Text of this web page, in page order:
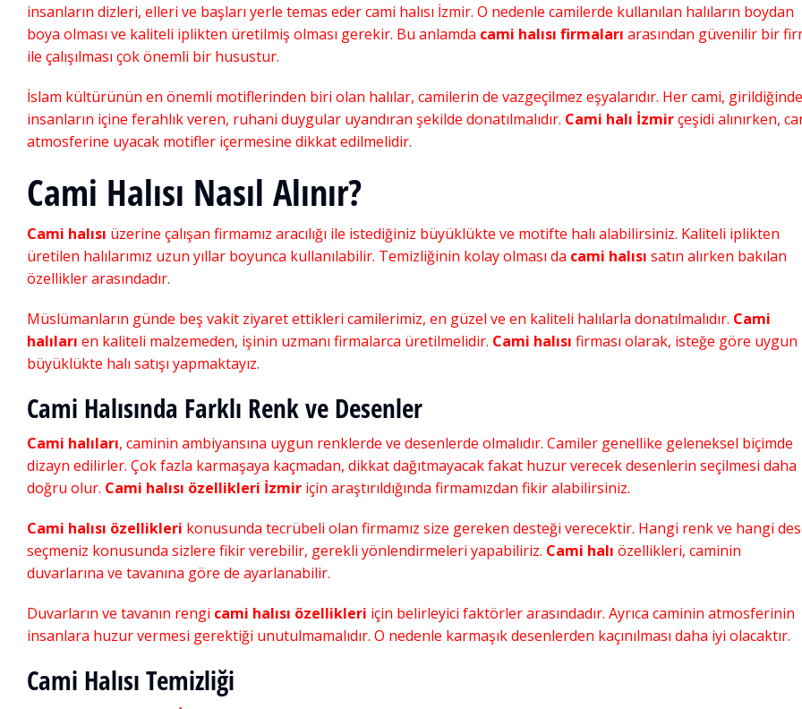
insanların dizleri, elleri ve başları yerle temas eder cami halısı İzmir. O nedenle camilerde kullanılan halıların boydan
boya olması ve kaliteli iplikten üretilmiş olması gerekir. Bu anlamda cami halısı firmaları arasından güvenilir bir
ile çalışılması çok önemli bir husustur.
İslam kültürünün en önemli motiflerinden biri olan halılar, camilerin de vazgeçilmez eşyalarıdır. Her cami, girildiğinde
insanların içine ferahlık veren, ruhani duygular uyandıran şekilde donatılmalıdır. Cami halı İzmirçeşidi alınırken,
atmosferine uyacak motifler içermesine dikkat edilmelidir.
Cami Halısı Nasıl Alınır?
Cami halısı üzerine çalışan firmamız aracılığı ile istediğiniz büyüklükte ve motifte halı alabilirsiniz. Kaliteli iplikten
üretilen halılarımız uzun yıllar boyunca kullanılabilir. Temizliğinin kolay olması da cami halısı satın alırken bakılan
özellikler arasındadır.
Müslümanların günde beş vakit ziyaret ettikleri camilerimiz, en güzel ve en kaliteli halılarla donatılmalıdır. Cami
halıları en kaliteli malzemeden, işinin uzmanı firmalarca üretilmelidir. Cami halısı firması olarak, isteğe göre uygun
büyüklükte halı satışı yapmaktayız.
Cami Halısında Farklı Renk ve Desenler
Cami halıları, caminin ambiyansına uygun renklerde ve desenlerde olmalıdır. Camiler genellike geleneksel biçimde
dizayn edilirler. Çok fazla karmaşaya kaçmadan, dikkat dağıtmayacak fakat huzur verecek desenlerin seçilmesi daha
doğru olur. Cami halısı özellikleri İzmir için araştırıldığında firmamızdan fikir alabilirsiniz.
Cami halısı özellikleri konusunda tecrübeli olan firmamız size gereken desteği verecektir. Hangi renk ve hangi
seçmeniz konusunda sizlere fikir verebilir, gerekli yönlendirmeleri yapabiliriz. Cami halı özellikleri, caminin
duvarlarına ve tavanına göre de ayarlanabilir.
Duvarların ve tavanın rengi cami halısı özellikleri için belirleyici faktörler arasındadır. Ayrıca caminin atmosferinin
insanlara huzur vermesi gerektiği unutulmamalıdır. O nedenle karmaşık desenlerden kaçınılması daha iyi olacaktır.
Cami Halısı Temizliği
Akrilik Cami Halısı, Cami Halı,Cami Halıları,
Cami Halısı,Cami Halısı,Cami Halısı Fiyatları,
Kaliteli Cami Halısı
Ucuz Cami Halısı
Akrilik Cami Halısı,Cami Halı,Cami Halıları
Cami Halısı, Cami Halısı,Cami Halısı Fiyatları,
Ucuz Cami Halıları